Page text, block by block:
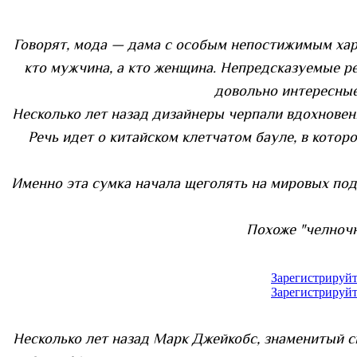
Говорят, мода — дама с особым непостижимым
кто мужчина, а кто женщина. Непредсказуемые
довольно
Несколько лет назад дизайнеры черпали
Речь идет о китайском клетчатом бауле, в
Именно эта сумка начала щеголять на мировых
Похоже
Несколько лет назад Марк Джейкобс, знаменитый